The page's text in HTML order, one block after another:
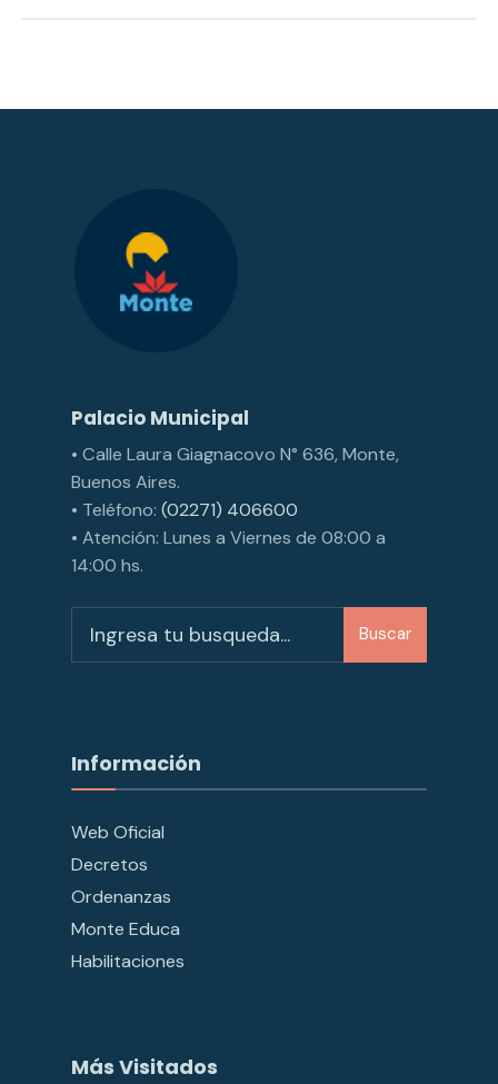
Palacio Municipal
• Calle Laura Giagnacovo N° 636, Monte,
Buenos Aires.
• Teléfono: (02271) 406600
• Atención: Lunes a Viernes de 08:00 a
14:00 hs.
Buscar
Información
Web Oficial
Decretos
Ordenanzas
Monte Educa
Habilitaciones
Más Visitados